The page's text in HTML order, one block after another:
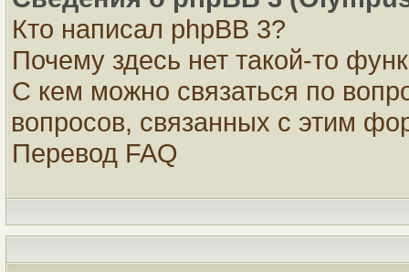
Кто написал phpBB 3?
Почему здесь нет такой-то
С кем можно связаться по
вопросов, связанных с этим
Перевод FAQ